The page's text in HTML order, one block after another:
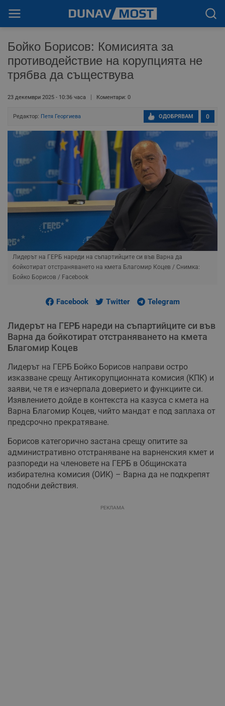
Бойко Борисов: Комисията за
противодействие на корупцията не
трябва да съществува
23 декември 2025 - 10:36 часа Коментари: 0
Редактор: Петя Георгиева 0
ОДОБРЯВАМ
Лидерът на ГЕРБ нареди на съпартийците си във Варна да
бойкотират отстраняването на кмета Благомир Коцев / Снимка:
Бойко Борисов / Facebook
Facebook Twitter Telegram
Лидерът на ГЕРБ нареди на съпартийците си във
Варна да бойкотират отстраняването на кмета
Благомир Коцев
Лидерът на ГЕРБ Бойко Борисов направи остро
изказване срещу Антикорупционната комисия (КПК) и
заяви, че тя е изчерпала доверието и функциите си.
Изявлението дойде в контекста на казуса с кмета на
Варна Благомир Коцев, чийто мандат е под заплаха от
предсрочно прекратяване.
Борисов категорично застана срещу опитите за
административно отстраняване на варненския кмет и
разпореди на членовете на ГЕРБ в Общинската
избирателна комисия (ОИК) – Варна да не подкрепят
подобни действия.
РЕКЛАМА